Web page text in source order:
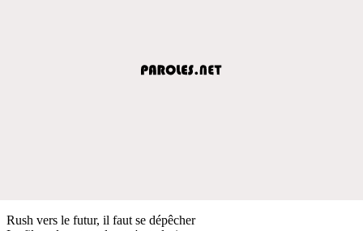
Rush vers le futur, il faut se dépêcher